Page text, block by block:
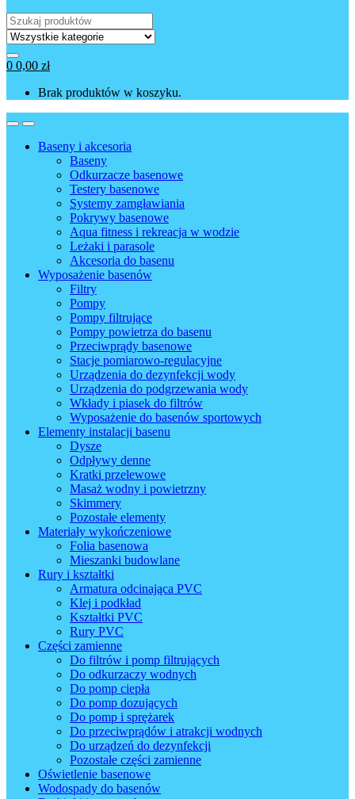
Wyszukaj:
0 0,00 zł
Brak produktów w koszyku.
Baseny i akcesoria
Baseny
Odkurzacze basenowe
Testery basenowe
Systemy zamgławiania
Pokrywy basenowe
Aqua fitness i rekreacja w wodzie
Leżaki i parasole
Akcesoria do basenu
Wyposażenie basenów
Filtry
Pompy
Pompy filtrujące
Pompy powietrza do basenu
Przeciwprądy basenowe
Stacje pomiarowo-regulacyjne
Urządzenia do dezynfekcji wody
Urządzenia do podgrzewania wody
Wkłady i piasek do filtrów
Wyposażenie do basenów sportowych
Elementy instalacji basenu
Dysze
Odpływy denne
Kratki przelewowe
Masaż wodny i powietrzny
Skimmery
Pozostałe elementy
Materiały wykończeniowe
Folia basenowa
Mieszanki budowlane
Rury i kształtki
Armatura odcinająca PVC
Klej i podkład
Kształtki PVC
Rury PVC
Części zamienne
Do filtrów i pomp filtrujących
Do odkurzaczy wodnych
Do pomp ciepła
Do pomp dozujących
Do pomp i sprężarek
Do przeciwprądów i atrakcji wodnych
Do urządzeń do dezynfekcji
Pozostałe części zamienne
Oświetlenie basenowe
Wodospady do basenów